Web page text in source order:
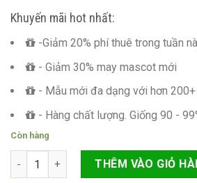
Khuyến mãi hot nhất:
-Giảm 20% phí thuê trong tuần
- Giảm 30% may mascot mới
- Mẫu mới đa dạng với hơn
- Hàng chất lượng. Giống 90 -
Còn hàng
RỐI HƠI VẪY KHÁCH TRUE MOTO
THÊM VÀO GIỎ